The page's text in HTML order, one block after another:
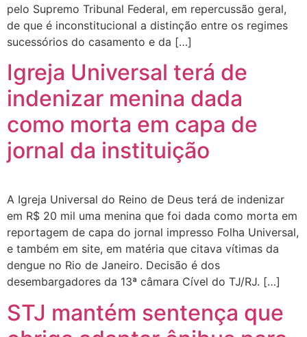
pelo Supremo Tribunal Federal, em repercussão geral,
de que é inconstitucional a distinção entre os regimes
sucessórios do casamento e da […]
Igreja Universal terá de
indenizar menina dada
como morta em capa de
jornal da instituição
A Igreja Universal do Reino de Deus terá de indenizar
em R$ 20 mil uma menina que foi dada como morta em
reportagem de capa do jornal impresso Folha Universal,
e também em site, em matéria que citava vítimas da
dengue no Rio de Janeiro. Decisão é dos
desembargadores da 13ª câmara Cível do TJ/RJ. […]
STJ mantém sentença que